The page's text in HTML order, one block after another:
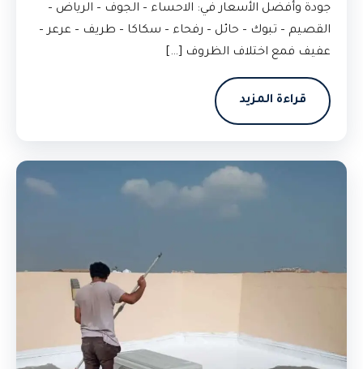
جودة وأفضل الأسعار في: الاحساء – الجوف – الرياض –
القصيم – تبوك – حائل – رفحاء – سكاكا – طريف – عرعر –
عفيف فمع اختلاف الظروف […]
قراءة المزيد